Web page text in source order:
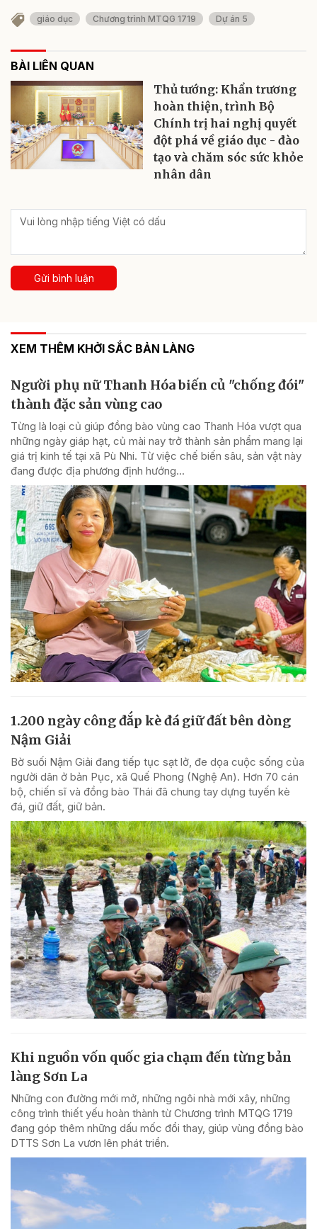
giáo dục Chương trình MTQG 1719 Dự án 5
BÀI LIÊN QUAN
Thủ tướng: Khẩn trương
hoàn thiện, trình Bộ
Chính trị hai nghị quyết
đột phá về giáo dục - đào
tạo và chăm sóc sức khỏe
nhân dân
Gửi bình luận
XEM THÊM KHỞI SẮC BẢN LÀNG
Người phụ nữ Thanh Hóa biến củ "chống đói"
thành đặc sản vùng cao
Từng là loại củ giúp đồng bào vùng cao Thanh Hóa vượt qua
những ngày giáp hạt, củ mài nay trở thành sản phẩm mang lại
giá trị kinh tế tại xã Pù Nhi. Từ việc chế biến sâu, sản vật này
đang được địa phương định hướng...
1.200 ngày công đắp kè đá giữ đất bên dòng
Nậm Giải
Bờ suối Nậm Giải đang tiếp tục sạt lở, đe dọa cuộc sống của
người dân ở bản Pục, xã Quế Phong (Nghệ An). Hơn 70 cán
bộ, chiến sĩ và đồng bào Thái đã chung tay dựng tuyến kè
đá, giữ đất, giữ bản.
Khi nguồn vốn quốc gia chạm đến từng bản
làng Sơn La
Những con đường mới mở, những ngôi nhà mới xây, những
công trình thiết yếu hoàn thành từ Chương trình MTQG 1719
đang góp thêm những dấu mốc đổi thay, giúp vùng đồng bào
DTTS Sơn La vươn lên phát triển.